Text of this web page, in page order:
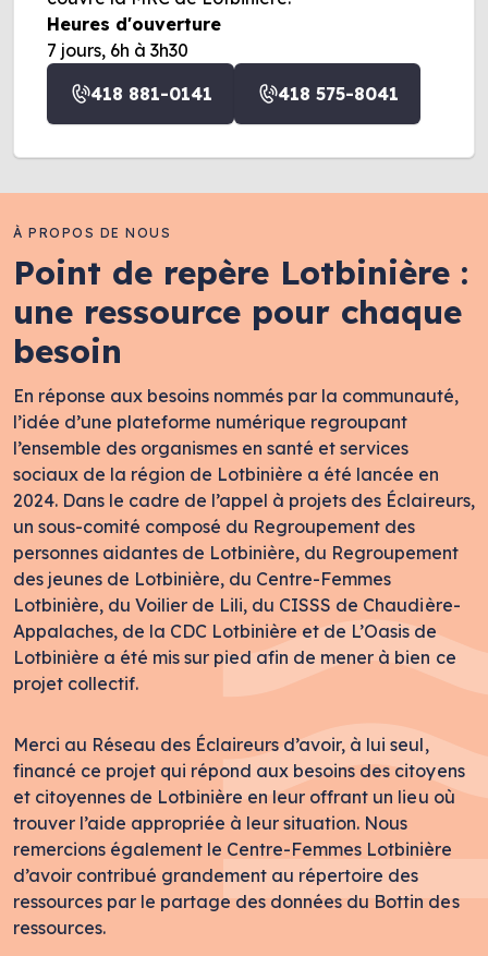
Heures d'ouverture
7 jours, 6h à 3h30
418 881-0141
418 575-8041
À PROPOS DE NOUS
Point de repère Lotbinière :
une ressource pour chaque
besoin
En réponse aux besoins nommés par la communauté,
l’idée d’une plateforme numérique regroupant
l’ensemble des organismes en santé et services
sociaux de la région de Lotbinière a été lancée en
2024. Dans le cadre de l’appel à projets des Éclaireurs,
un sous-comité composé du Regroupement des
personnes aidantes de Lotbinière, du Regroupement
des jeunes de Lotbinière, du Centre-Femmes
Lotbinière, du Voilier de Lili, du CISSS de Chaudière-
Appalaches, de la CDC Lotbinière et de L’Oasis de
Lotbinière a été mis sur pied afin de mener à bien ce
projet collectif.
Merci au Réseau des Éclaireurs d’avoir, à lui seul,
financé ce projet qui répond aux besoins des citoyens
et citoyennes de Lotbinière en leur offrant un lieu où
trouver l’aide appropriée à leur situation. Nous
remercions également le Centre-Femmes Lotbinière
d’avoir contribué grandement au répertoire des
ressources par le partage des données du Bottin des
ressources.